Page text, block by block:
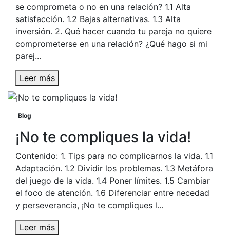
se comprometa o no en una relación? 1.1 Alta
satisfacción. 1.2 Bajas alternativas. 1.3 Alta
inversión. 2. Qué hacer cuando tu pareja no quiere
comprometerse en una relación? ¿Qué hago si mi
parej...
Leer más
Blog
¡No te compliques la vida!
Contenido: 1. Tips para no complicarnos la vida. 1.1
Adaptación. 1.2 Dividir los problemas. 1.3 Metáfora
del juego de la vida. 1.4 Poner límites. 1.5 Cambiar
el foco de atención. 1.6 Diferenciar entre necedad
y perseverancia, ¡No te compliques l...
Leer más